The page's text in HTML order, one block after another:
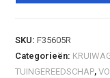
SKU:F35605R
Categorieën:
TUINGEREEDSCHAP,